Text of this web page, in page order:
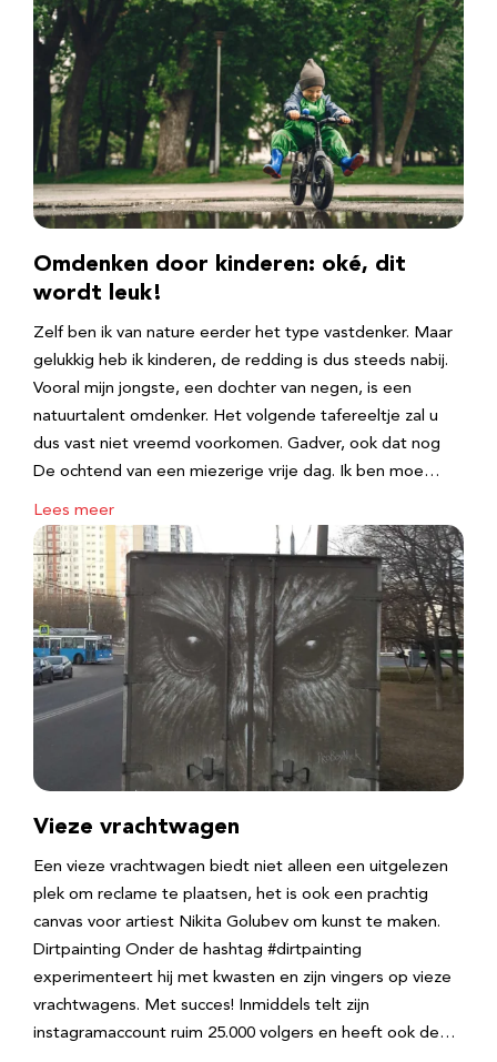
Omdenken door kinderen: oké, dit
wordt leuk!
Zelf ben ik van nature eerder het type vastdenker. Maar
gelukkig heb ik kinderen, de redding is dus steeds nabij.
Vooral mijn jongste, een dochter van negen, is een
natuurtalent omdenker. Het volgende tafereeltje zal u
dus vast niet vreemd voorkomen. Gadver, ook dat nog
De ochtend van een miezerige vrije dag. Ik ben moe…
Lees meer
Vieze vrachtwagen
Een vieze vrachtwagen biedt niet alleen een uitgelezen
plek om reclame te plaatsen, het is ook een prachtig
canvas voor artiest Nikita Golubev om kunst te maken.
Dirtpainting Onder de hashtag #dirtpainting
experimenteert hij met kwasten en zijn vingers op vieze
vrachtwagens. Met succes! Inmiddels telt zijn
instagramaccount ruim 25.000 volgers en heeft ook de…